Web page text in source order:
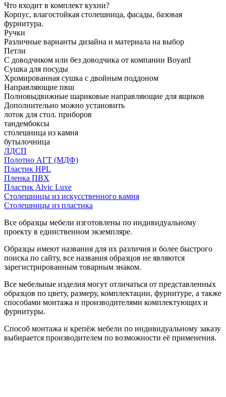
Что входит в комплект кухни?
Корпус, влагостойкая столешница, фасады, базовая
фурнитура.
Ручки
Различные варианты дизайна и материала на выбор
Петли
С доводчиком или без доводчика от компании Boyard
Сушка для посуды
Хромированная сушка с двойным поддоном
Направляющие пвш
Полновыдвижные шариковые направляющие для ящиков
Дополнительно можно установить
лоток для стол. приборов
тандембоксы
столешница из камня
бутылочница
ЛДСП
Полотно АГТ (МДФ)
Пластик HPL
Пленка ПВХ
Пластик Alvic Luxe
Столешницы из искусственного камня
Столешницы из пластика
Все образцы мебели изготовлены по индивидуальному
проекту в единственном экземпляре.
Образцы имеют названия для их различия и более быстрого
поиска по сайту, все названия образцов не являются
зарегистрированным товарным знаком.
Все мебельные изделия могут отличаться от представленных
образцов по цвету, размеру, комплектации, фурнитуре, а также
способами монтажа и производителями комплектующих и
фурнитуры.
Способ монтажа и крепёж мебели по индивидуальному заказу
выбирается производителем по возможности её применения.